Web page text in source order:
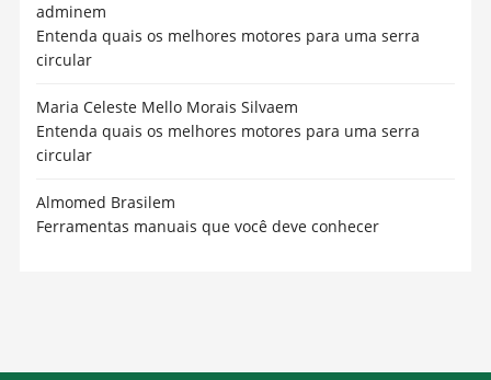
adminem
Entenda quais os melhores motores para uma serra
circular
Maria Celeste Mello Morais Silvaem
Entenda quais os melhores motores para uma serra
circular
Almomed Brasilem
Ferramentas manuais que você deve conhecer